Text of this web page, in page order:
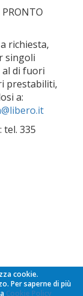
PRONTO
richiesta,
singoli
di fuori
prestabiliti,
a:
tel. 335
cookie.
Per saperne di più
Cookie Policy